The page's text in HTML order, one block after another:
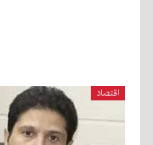
اقتصاد